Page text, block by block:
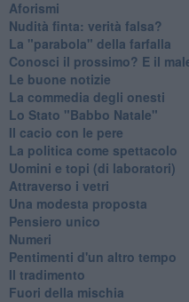
Aforismi
Nudità finta: verità falsa?
La "parabola" della farfalla
Conosci il prossimo? E il
Le buone notizie
La commedia degli onesti
Lo Stato "Babbo Natale"
Il cacio con le pere
La politica come spettacolo
Uomini e topi (di laboratori)
Attraverso i vetri
Una modesta proposta
Pensiero unico
Numeri
Pentimenti d'un altro tempo
Il tradimento
Fuori della mischia